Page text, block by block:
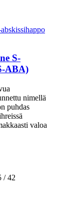
S-
ABA)
nimellä
puhdas
valoa
/ 42